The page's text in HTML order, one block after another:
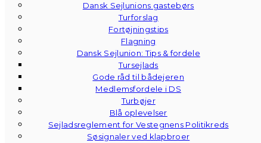
Dansk Sejlunions gastebørs
Turforslag
Fortøjningstips
Flagning
Dansk Sejlunion: Tips & fordele
Tursejlads
Gode råd til bådejeren
Medlemsfordele i DS
Turbøjer
Blå oplevelser
Sejladsreglement for Vestegnens Politikreds
Søsignaler ved klapbroer